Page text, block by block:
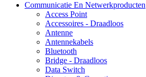
Communicatie En Netwerkproducten
Access Point
Accessoires - Draadloos
Antenne
Antennekabels
Bluetooth
Bridge - Draadloos
Data Switch